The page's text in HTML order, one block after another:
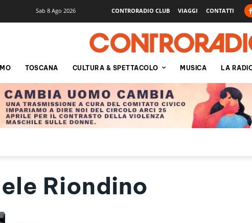
Sab 8 Ago 2026 CONTRORADIO CLUB VIAGGI CONTATTI
TOSCANA CULTURA & SPETTACOLO MUSICA LA
Riondino